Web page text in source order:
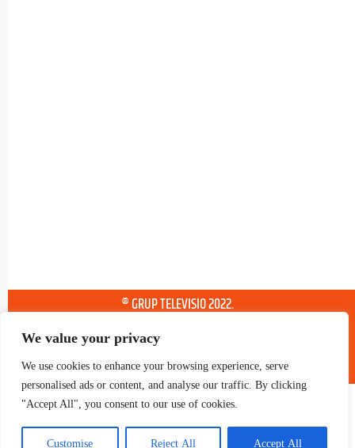
We value your privacy
We use cookies to enhance your browsing experience, serve
personalised ads or content, and analyse our traffic. By clicking
"Accept All", you consent to our use of cookies.
Customise Reject All Accept All
® GRUP TELEVISIO 2022.
TOTS ELS DRETS RESERVATS